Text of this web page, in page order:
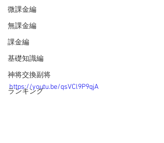
微課金編
無課金編
課金編
基礎知識編
神将交換副将
ランキング
https://youtu.be/qsVCl9P9qjA